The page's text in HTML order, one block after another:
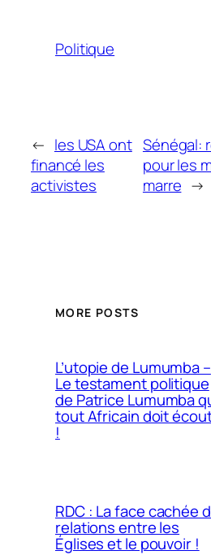
Politique
← les USA ont
financé les
activistes
Sénégal:
pour les
marre →
MORE POSTS
L’utopie de Lumumba –
Le testament politique
de Patrice Lumumba
tout Africain doit
!
RDC : La face cachée
relations entre les
Églises et le pouvoir !